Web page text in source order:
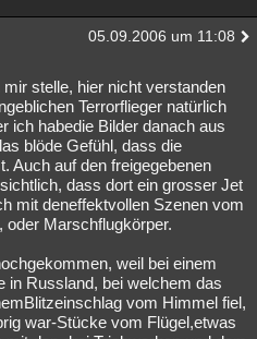
05.09.2006 um 11:08
stelle, hier nicht verstanden
Terrorflieger natürlich
ich habedie Bilder danach aus
blöde Gefühl, dass die
Auch auf den freigegebenen
dass dort ein grosser Jet
mit deneffektvollen Szenen vom
oder Marschflugkörper.
weil bei einem
in Russland, bei welchem das
vom Himmel fiel,
war-Stücke vom Flügel,etwas